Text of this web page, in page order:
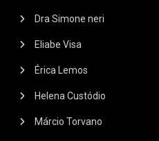
Dra Simone neri
Eliabe Visa
Érica Lemos
Helena Custódio
Márcio Torvano